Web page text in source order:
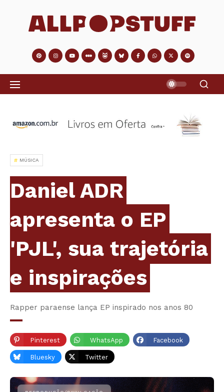
MÚSICA
Daniel ADR
apresenta o EP
'PJL', sua trajetória
e inspirações
Rapper paraense lança EP inspirado nos anos 80
Pinterest WhatsApp Facebook
Bluesky Twitter